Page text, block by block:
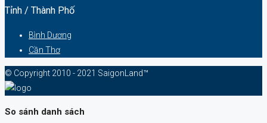
Tỉnh / Thành Phố
Bình Dương
Cần Thơ
© Copyright 2010 - 2021 SaigonLand™
So sánh danh sách